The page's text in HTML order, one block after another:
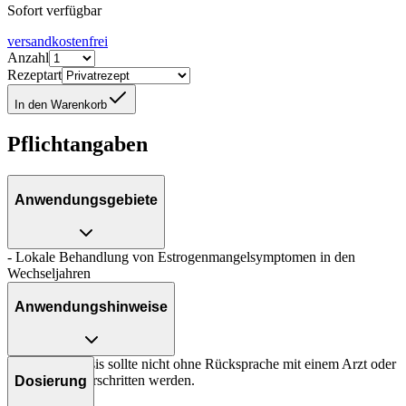
Sofort verfügbar
versandkostenfrei
Anzahl
Rezeptart
In den Warenkorb
Pflichtangaben
Anwendungsgebiete
- Lokale Behandlung von Estrogenmangelsymptomen in den
Wechseljahren
Anwendungshinweise
Die Gesamtdosis sollte nicht ohne Rücksprache mit einem Arzt oder
Apotheker überschritten werden.
Dosierung